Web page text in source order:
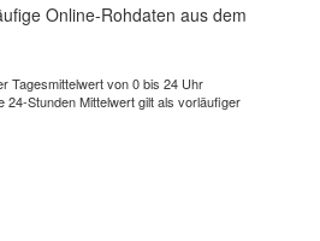
Online-Rohdaten aus dem
Tagesmittelwert von 0 bis 24 Uhr
24-Stunden Mittelwert gilt als vorläufiger